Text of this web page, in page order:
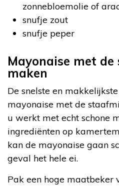
zonnebloemolie of
snufje zout
snufje peper
Mayonaise met
maken
De snelste en
mayonaise met de
u werkt met echt schone
ingrediënten op
kan de mayonaise gaan
geval het hele ei.
Pak een hoge maatbeker